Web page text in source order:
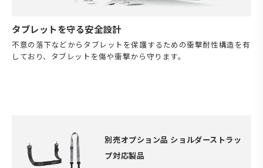
タブレットを守る安全設計
不意の落下などからタブレットを保護するための衝撃耐性構造を有
しており、タブレットを傷や衝撃から守ります。
別売オプション品 ショルダーストラッ
プ対応製品